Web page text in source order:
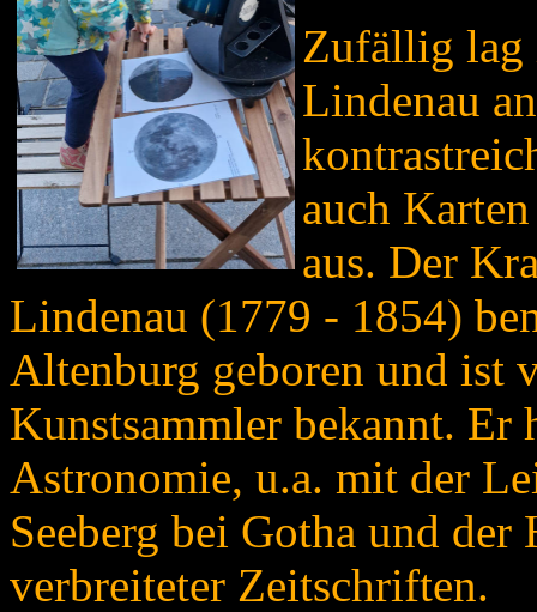
Zufällig lag
Lindenau
auch
aus. Der
Lindenau (1779 - 1854)
Altenburg geboren und ist
Kunstsammler bekannt. Er
Astronomie, u.a. mit der
Seeberg bei Gotha und
verbreiteter Zeitschriften.